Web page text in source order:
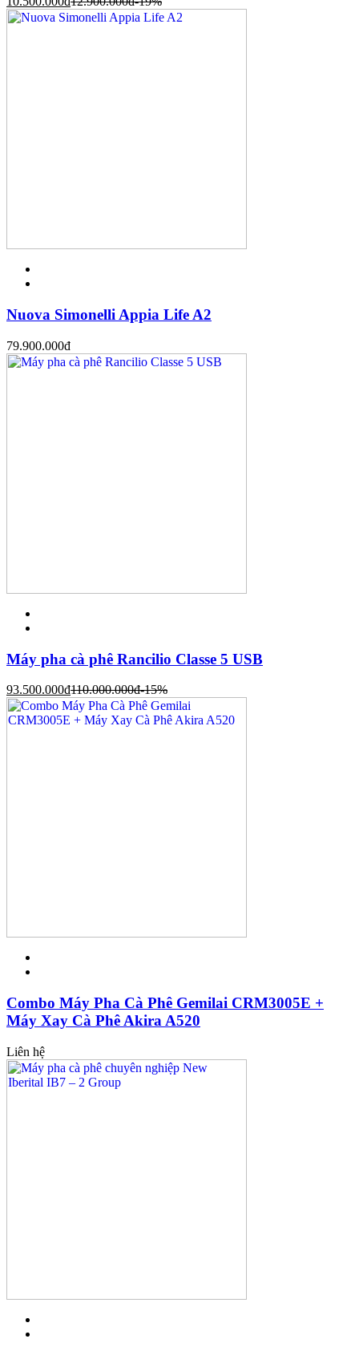
Nuova Simonelli Appia Life A2
79.900.000đ
Máy pha cà phê Rancilio Classe 5 USB
93.500.000đ110.000.000đ-15%
Combo Máy Pha Cà Phê Gemilai CRM3005E +
Máy Xay Cà Phê Akira A520
Liên hệ